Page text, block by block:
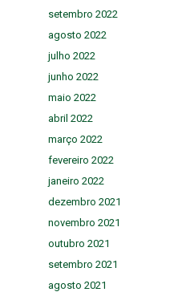
setembro 2022
agosto 2022
julho 2022
junho 2022
maio 2022
abril 2022
março 2022
fevereiro 2022
janeiro 2022
dezembro 2021
novembro 2021
outubro 2021
setembro 2021
agosto 2021